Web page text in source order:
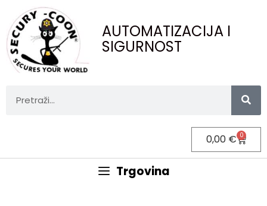
AUTOMATIZACIJA I
SIGURNOST
0,00 € 0
Trgovina